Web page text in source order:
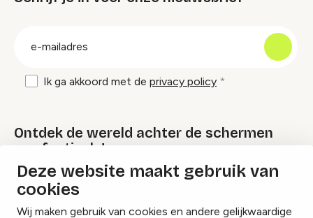
Deze website maakt gebruik van
cookies
Wij maken gebruik van cookies en andere gelijkwaardige
Ik ga akkoord met de privacy policy
Ontdek de wereld achter de schermen
van festivals!
Lees onze Festival Specials